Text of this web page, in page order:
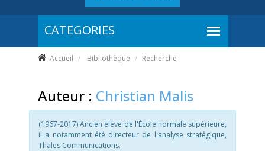
Accueil Bibliothèque Recherche
Auteur : Christian Malis
(1967-2017) Ancien élève de l'École normale supérieure,
il a notamment été directeur de l'analyse stratégique,
Thales Communications.